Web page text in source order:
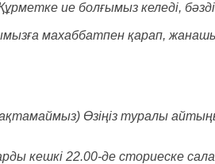
ие болғымыз келеді,
махаббатпен қарап,
Өзіңіз туралы
кешкі 22.00-де сториеске